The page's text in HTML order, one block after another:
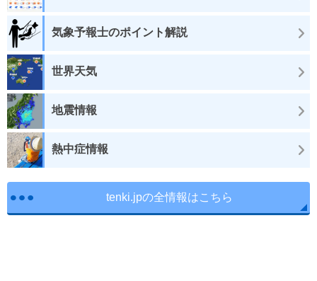
気象予報士のポイント解説
世界天気
地震情報
熱中症情報
tenki.jpの全情報はこちら